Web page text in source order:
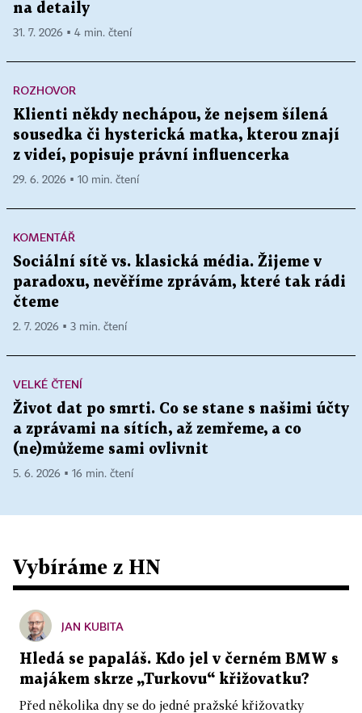
na detaily
31. 7. 2026 ▪ 4 min. čtení
ROZHOVOR
Klienti někdy nechápou, že nejsem šílená
sousedka či hysterická matka, kterou znají
z videí, popisuje právní influencerka
29. 6. 2026 ▪ 10 min. čtení
KOMENTÁŘ
Sociální sítě vs. klasická média. Žijeme v
paradoxu, nevěříme zprávám, které tak rádi
čteme
2. 7. 2026 ▪ 3 min. čtení
VELKÉ ČTENÍ
Život dat po smrti. Co se stane s našimi účty
a zprávami na sítích, až zemřeme, a co
(ne)můžeme sami ovlivnit
5. 6. 2026 ▪ 16 min. čtení
Vybíráme z HN
JAN KUBITA
Hledá se papaláš. Kdo jel v černém BMW s
majákem skrze „Turkovu“ křižovatku?
Před několika dny se do jedné pražské křižovatky